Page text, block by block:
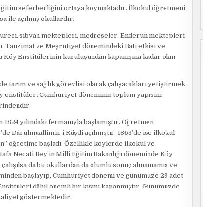
seferberliğini ortaya koymaktadır. İlkokul öğretmeni
ile açılmış okullardır.
sıbyan mektepleri, medreseler, Enderun mektepleri,
Tanzimat ve Meşrutiyet dönemindeki Batı etkisi ve
Enstitülerinin kuruluşundan kapanışına kadar olan
ve sağlık görevlisi olarak çalışacakları yetiştirmek
enstitüleri Cumhuriyet döneminin toplum yapısını
yılındaki fermanıyla başlamıştır. Öğretmen
Dârulmuallimin-i Rüşdi açılmıştır. 1868’de ise ilkokul
öğretime başladı. Özellikle köylerde ilkokul ve
Necati Bey’in Milli Eğitim Bakanlığı döneminde Köy
da bu okullardan da olumlu sonuç alınamamış ve
başlayıp, Cumhuriyet dönemi ve günümüze 29 adet
dâhil önemli bir kısmı kapanmıştır. Günümüzde
göstermektedir.